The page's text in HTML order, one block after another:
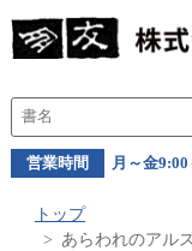
営業時間 月～金9:00
トップ
あらわれのアル